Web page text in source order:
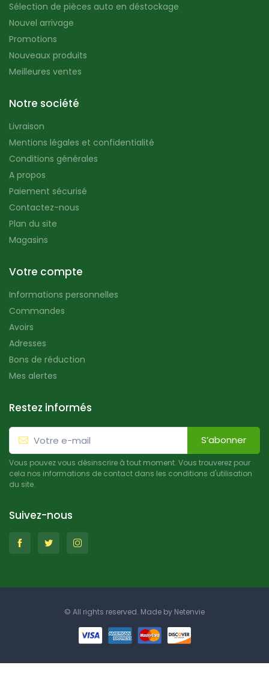
Sélection de pièces auto en déstockage
Nouvel arrivage
Promotions
Nouveaux produits
Meilleures ventes
Notre société
Livraison
Mentions légales et confidentialité
Conditions générales
A propos
Paiement sécurisé
Contactez-nous
Plan du site
Magasins
Votre compte
Informations personnelles
Commandes
Avoirs
Adresses
Bons de réduction
Mes alertes
Restez informés
S’abonner
Vous pouvez vous désinscrire à tout moment. Vous trouverez pour
cela nos informations de contact dans les conditions d'utilisation
du site.
Suivez-nous
© All rights reserved. Made by Netenvie